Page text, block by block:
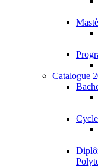
Catalogue